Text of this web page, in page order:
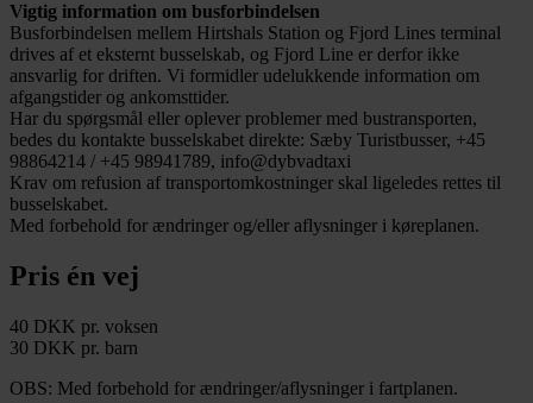
Vigtig information om busforbindelsen
Busforbindelsen mellem Hirtshals Station og Fjord Lines terminal
drives af et eksternt busselskab, og Fjord Line er derfor ikke
ansvarlig for driften. Vi formidler udelukkende information om
afgangstider og ankomsttider.
Har du spørgsmål eller oplever problemer med bustransporten,
bedes du kontakte busselskabet direkte: Sæby Turistbusser, +45
98864214 / +45 98941789, info@dybvadtaxi
Krav om refusion af transportomkostninger skal ligeledes rettes til
busselskabet.
Med forbehold for ændringer og/eller aflysninger i køreplanen.
Pris én vej
40 DKK pr. voksen
30 DKK pr. barn
OBS: Med forbehold for ændringer/aflysninger i fartplanen.